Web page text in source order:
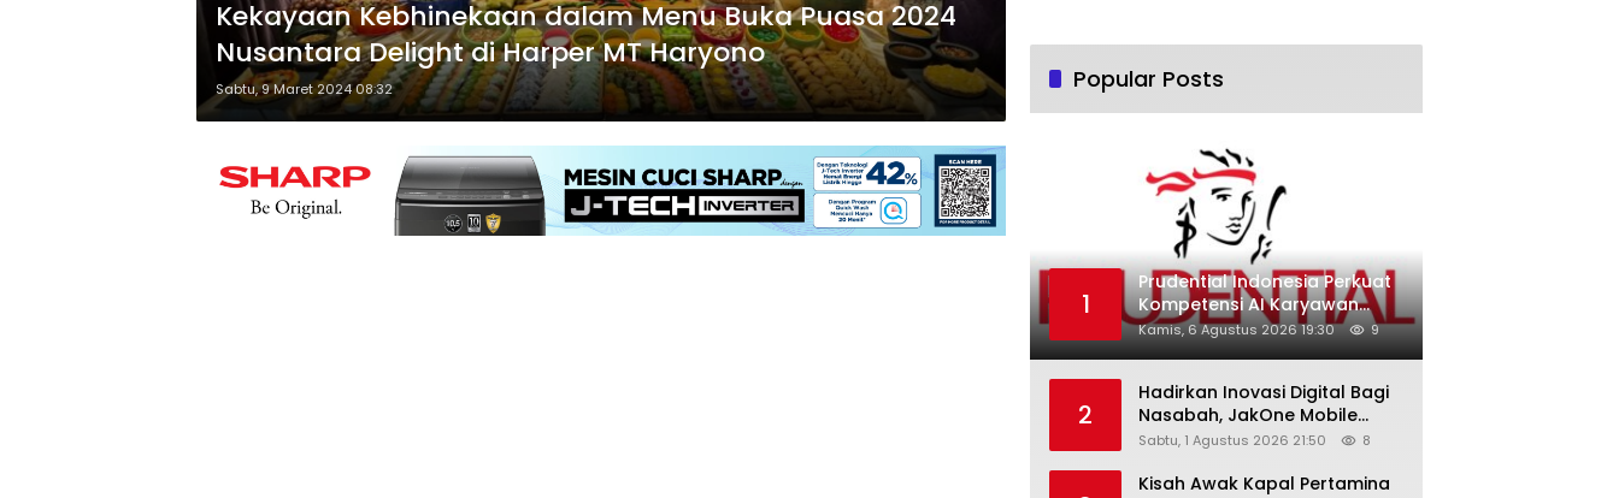
Kekayaan Kebhinekaan dalam Menu Buka Puasa 2024
Nusantara Delight di Harper MT Haryono
Sabtu, 9 Maret 2024 08:32 Popular Posts
1
Prudential Indonesia Perkuat
Kompetensi AI Karyawan
Lewat AI Week
Kamis, 6 Agustus 2026 19:30 9
2
Hadirkan Inovasi Digital Bagi
Nasabah, JakOne Mobile
Antar Bank Jakarta Sukses
Awards 2026
Sabtu, 1 Agustus 2026 21:50 8
Kisah Awak Kapal Pertamina